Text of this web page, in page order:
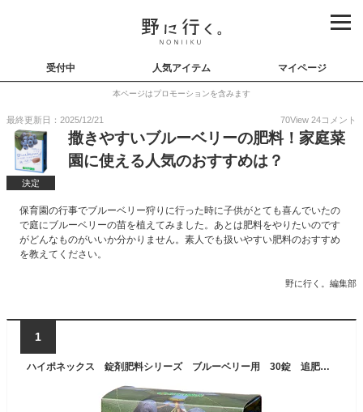
受付中 人気アイテム マイページ
本ページはプロモーションを含みます
最終更新日：2025/12/21 70View 24コメント
決定
撒きやすいブルーベリーの肥料！家庭菜
園に使える人気のおすすめは？
保育園の行事でブルーベリー狩りに行った時に子供がとても喜んでいたの
で庭にブルーベリーの苗を植えてみました。あとは肥料をやりたいのです
がどんなものがいいか分かりません。素人でも扱いやすい肥料のおすすめ
を教えてください。
野に行く。編集部
1
ハイポネックス 錠剤肥料シリーズ ブルーベリー用 30錠 追肥 化成肥料 緩効性 錠剤 ブルーベリー 関東当日便